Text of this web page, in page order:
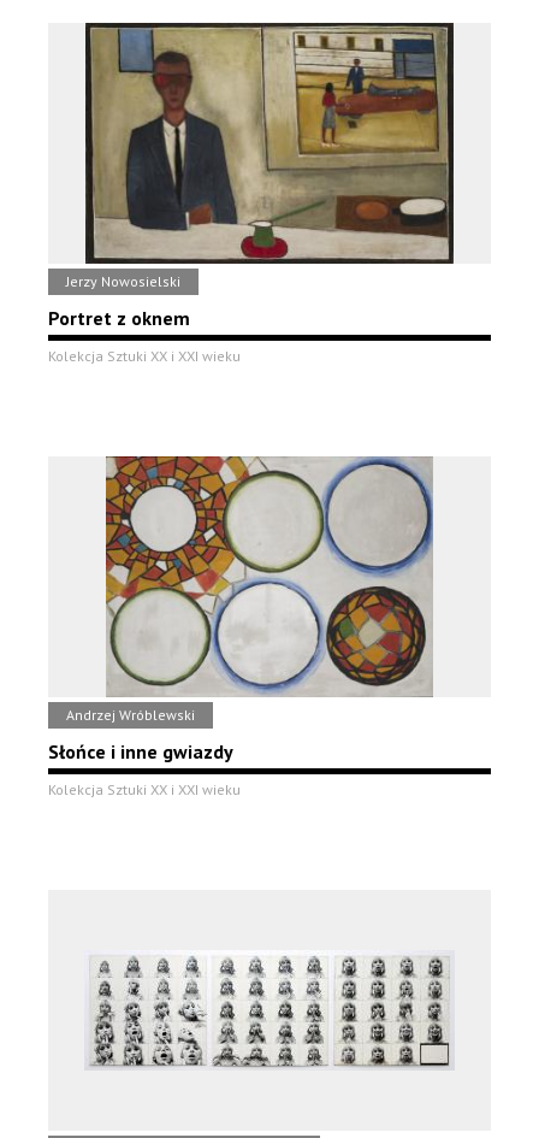
Jerzy Nowosielski
Portret z oknem
Kolekcja Sztuki XX i XXI wieku
Andrzej Wróblewski
Słońce i inne gwiazdy
Kolekcja Sztuki XX i XXI wieku